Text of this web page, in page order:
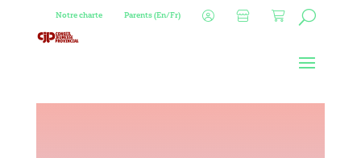
Notre charte Parents (En/Fr)